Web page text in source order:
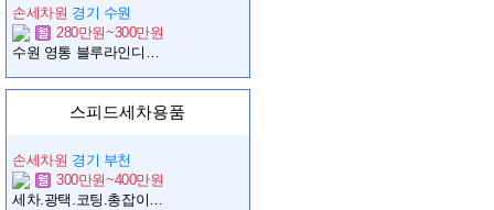
손세차원 경기 수원
280만원~300만원
수원 영통 블루라인디테일링 매니저 채용합니다.
스피드세차용품
손세차원 경기 부천
300만원~400만원
세차.광택.코팅.총잡이 구합니다!!